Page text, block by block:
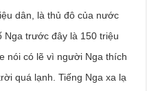
dân, là thủ đô của nước
Nga trước đây là 150 triệu
nói có lẽ vì người Nga thích
quá lạnh. Tiếng Nga xa lạ